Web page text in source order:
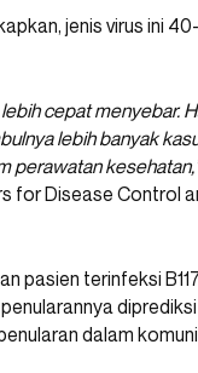
jenis virus ini
lebih cepat menyebar.
lebih banyak
perawatan
for Disease Control
pasien terinfeksi
dalam